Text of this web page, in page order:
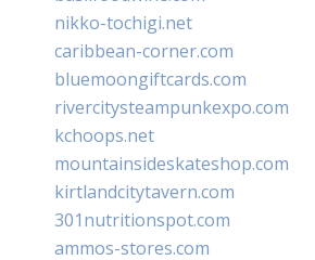
nikko-tochigi.net
caribbean-corner.com
bluemoongiftcards.com
rivercitysteampunkexpo.com
kchoops.net
mountainsideskateshop.com
kirtlandcitytavern.com
301nutritionspot.com
ammos-stores.com